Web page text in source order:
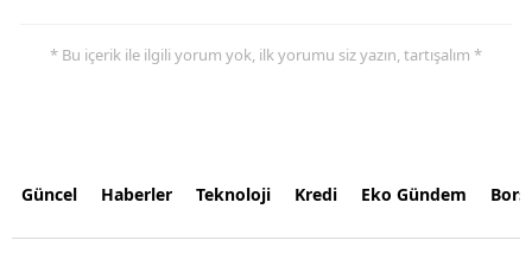
* Bu içerik ile ilgili yorum yok, ilk yorumu siz yazın, tartışalım *
Güncel Haberler Teknoloji Kredi Eko Gündem